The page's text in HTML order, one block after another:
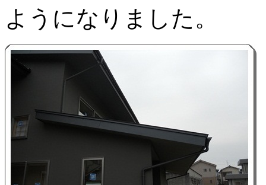
ようになりました。